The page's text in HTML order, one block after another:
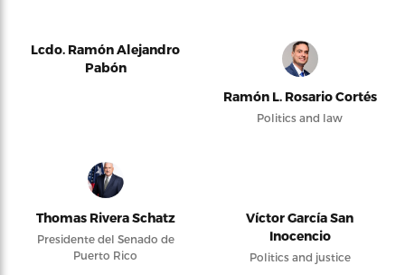
Lcdo. Ramón Alejandro
Pabón
Ramón L. Rosario Cortés
Politics and law
Thomas Rivera Schatz
Presidente del Senado de
Puerto Rico
Víctor García San
Inocencio
Politics and justice